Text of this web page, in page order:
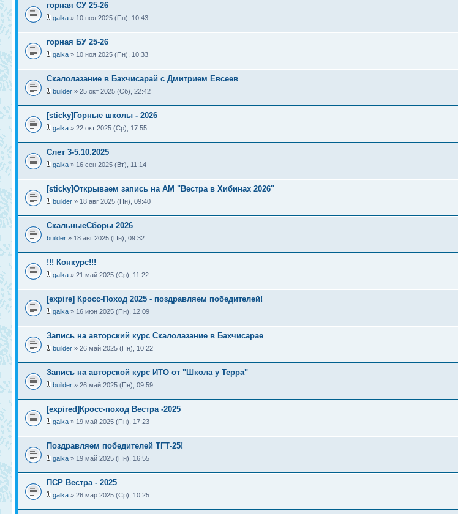
горная СУ 25-26
galka » 10 ноя 2025 (Пн), 10:43
горная БУ 25-26
galka » 10 ноя 2025 (Пн), 10:33
Скалолазание в Бахчисарай с Дмитрием Евсеев
builder » 25 окт 2025 (Сб), 22:42
[sticky]Горные школы - 2026
galka » 22 окт 2025 (Ср), 17:55
Слет 3-5.10.2025
galka » 16 сен 2025 (Вт), 11:14
[sticky]Открываем запись на АМ "Вестра в Хибинах 2026"
builder » 18 авг 2025 (Пн), 09:40
СкальныеСборы 2026
builder » 18 авг 2025 (Пн), 09:32
!!! Конкурс!!!
galka » 21 май 2025 (Ср), 11:22
[expire] Кросс-Поход 2025 - поздравляем победителей!
galka » 16 июн 2025 (Пн), 12:09
Запись на авторский курс Скалолазание в Бахчисарае
builder » 26 май 2025 (Пн), 10:22
Запись на авторской курс ИТО от "Школа у Терра"
builder » 26 май 2025 (Пн), 09:59
[expired]Кросс-поход Вестра -2025
galka » 19 май 2025 (Пн), 17:23
Поздравляем победителей ТГТ-25!
galka » 19 май 2025 (Пн), 16:55
ПСР Вестра - 2025
galka » 26 мар 2025 (Ср), 10:25